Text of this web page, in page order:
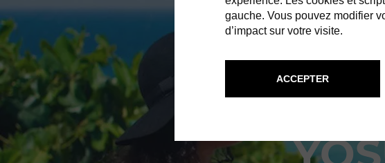
gauche. Vous pouvez modifier
d’impact sur votre visite.
ACCEPTER